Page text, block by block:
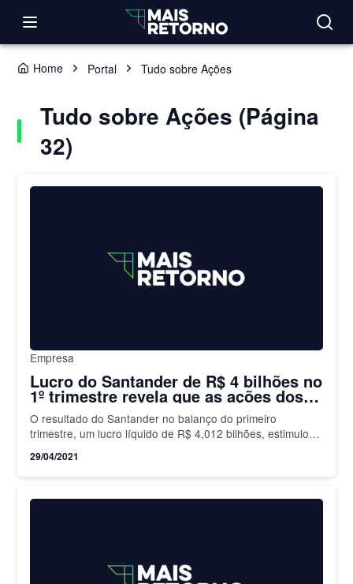
Home Portal Tudo sobre Ações
Tudo sobre Ações (Página
32)
Empresa
Lucro do Santander de R$ 4 bilhões no
1º trimestre revela que as ações dos
bancos estão baratas
O resultado do Santander no balanço do primeiro
trimestre, um lucro líquido de R$ 4,012 bilhões, estimulou
28….
29/04/2021